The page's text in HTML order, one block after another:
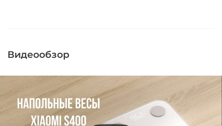
Видеообзор